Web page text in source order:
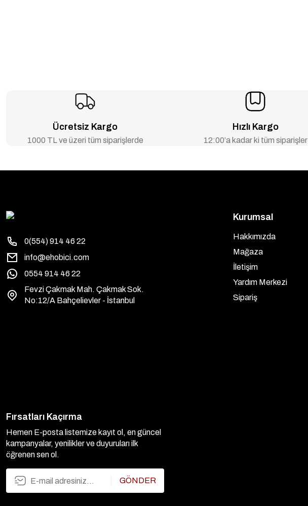
Ücretsiz Kargo
1000 TL ve üzeri tüm siparişlerde
Hızlı Kargo
12:00’a kadar ki tüm siparişler
0(554) 914 46 22
info@ehobici.com
0554 914 46 22
Fevzi Çakmak Mah. Çakmak Sok.
No:12/A Bahçelievler - İstanbul
Kurumsal
Hakkımızda
Mağaza
İletişim
Yardım Merkezi
Sipariş
Fırsatları Kaçırma
Hemen E-posta listemize kayıt ol, en güncel
kampanyalar, yenilikler ve duyuruları ilk
öğrenen sen ol.
GÖNDER